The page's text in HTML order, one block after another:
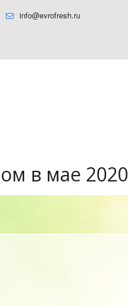
info@evrofresh.ru
в мае 2020